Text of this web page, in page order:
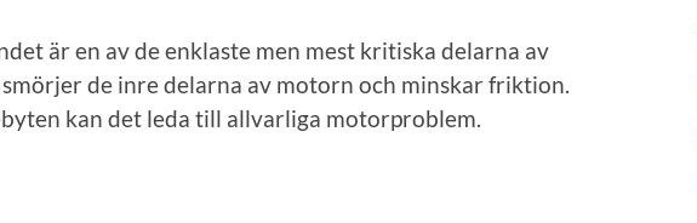
är en av de enklaste men mest kritiska delarna av
de inre delarna av motorn och minskar friktion.
kan det leda till allvarliga motorproblem.